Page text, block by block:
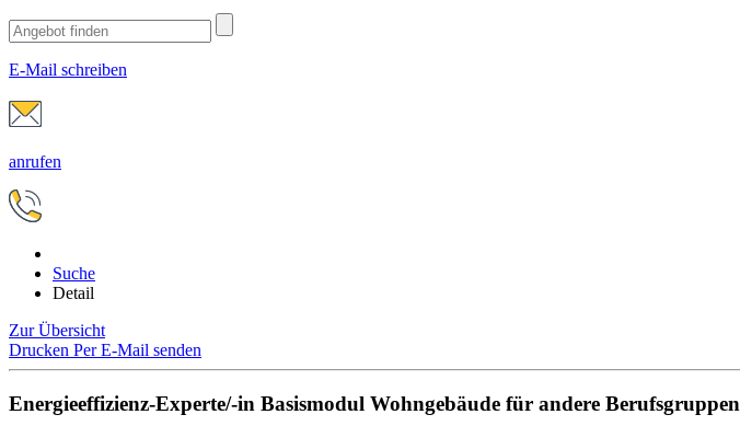
E-Mail schreiben
anrufen
Suche
Detail
Zur Übersicht
Drucken Per E-Mail senden
Energieeffizienz-Experte/-in Basismodul Wohngebäude für andere Berufsgruppen